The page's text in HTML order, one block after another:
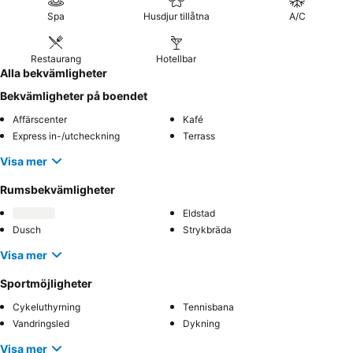
Spa Husdjur tillåtna A/C
Restaurang Hotellbar
Alla bekvämligheter
Bekvämligheter på boendet
Affärscenter
Kafé
Express in-/utcheckning
Terrass
Visa mer
Rumsbekvämligheter
Eldstad
Dusch
Strykbräda
Visa mer
Sportmöjligheter
Cykeluthyrning
Tennisbana
Vandringsled
Dykning
Visa mer